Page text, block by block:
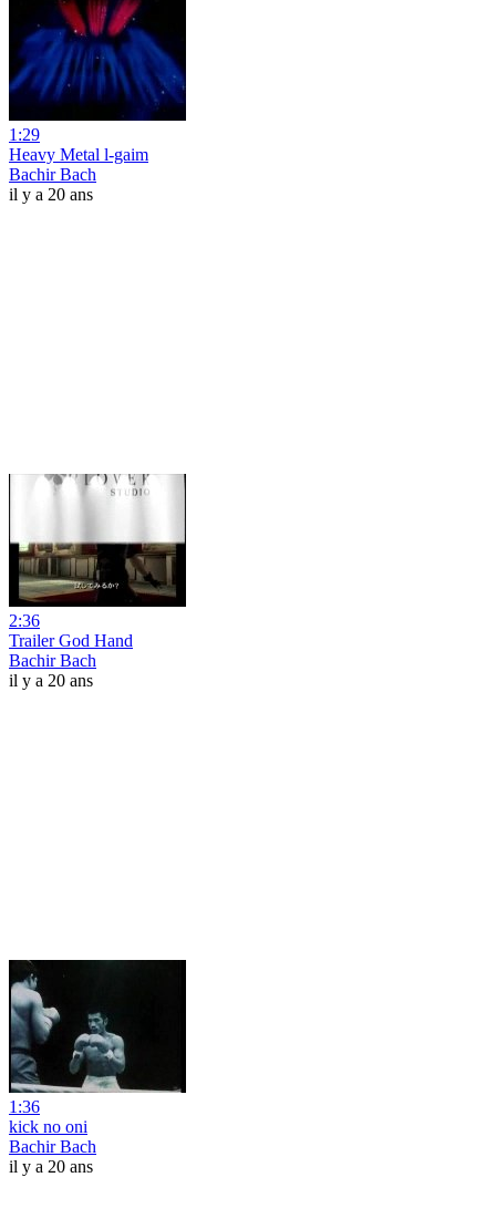
1:29
Heavy Metal l-gaim
Bachir Bach
il y a 20 ans
2:36
Trailer God Hand
Bachir Bach
il y a 20 ans
1:36
kick no oni
Bachir Bach
il y a 20 ans